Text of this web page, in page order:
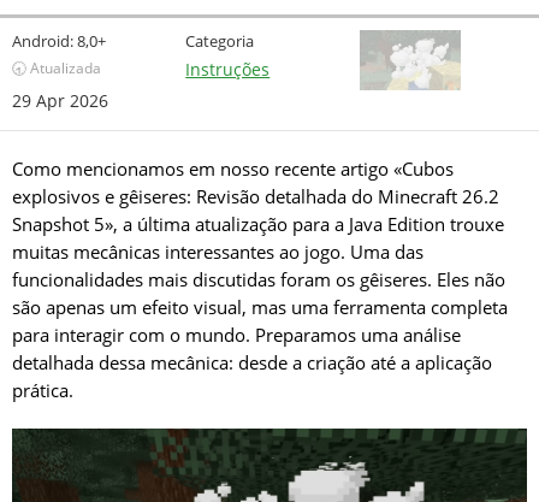
Android:8,0+
🕣 Atualizada
29 Apr 2026
Categoria
Instruções
Como mencionamos em nosso recente artigo «Cubos
explosivos e gêiseres: Revisão detalhada do Minecraft 26.2
Snapshot 5», a última atualização para a Java Edition trouxe
muitas mecânicas interessantes ao jogo. Uma das
funcionalidades mais discutidas foram os gêiseres. Eles não
são apenas um efeito visual, mas uma ferramenta completa
para interagir com o mundo. Preparamos uma análise
detalhada dessa mecânica: desde a criação até a aplicação
prática.